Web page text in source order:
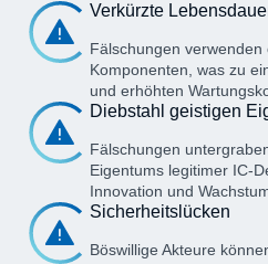
Verkürzte
Fälschungen verwenden
Komponenten, was zu
und erhöhten
Diebstahl geistigen
Fälschungen
Eigentums legitimer IC-
Innovation und
Sicherheitslücken
Böswillige Akteure